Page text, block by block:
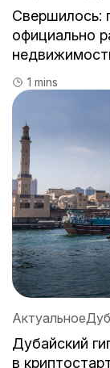
Свершилось:
официально
1 mins
Актуальное
Дубайский
в